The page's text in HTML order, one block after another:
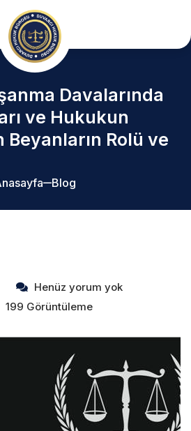
Davalarında
ve Hukukun
Beyanların Rolü ve
Blog
Henüz yorum yok
199 Görüntüleme